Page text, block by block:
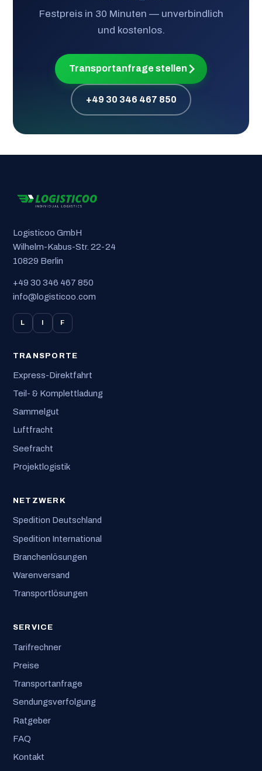
Festpreis in 30 Minuten — unverbindlich
und kostenlos.
Transportanfrage stellen
+49 30 346 467 850
Logisticoo GmbH
Wilhelm-Kabus-Str. 22-24
10829 Berlin
+49 30 346 467 850
info@logisticoo.com
L I F
TRANSPORTE
Express-Direktfahrt
Teil- & Komplettladung
Sammelgut
Luftfracht
Seefracht
Projektlogistik
NETZWERK
Spedition Deutschland
Spedition International
Branchenlösungen
Warenversand
Transportlösungen
SERVICE
Tarifrechner
Preise
Transportanfrage
Sendungsverfolgung
Ratgeber
FAQ
Kontakt